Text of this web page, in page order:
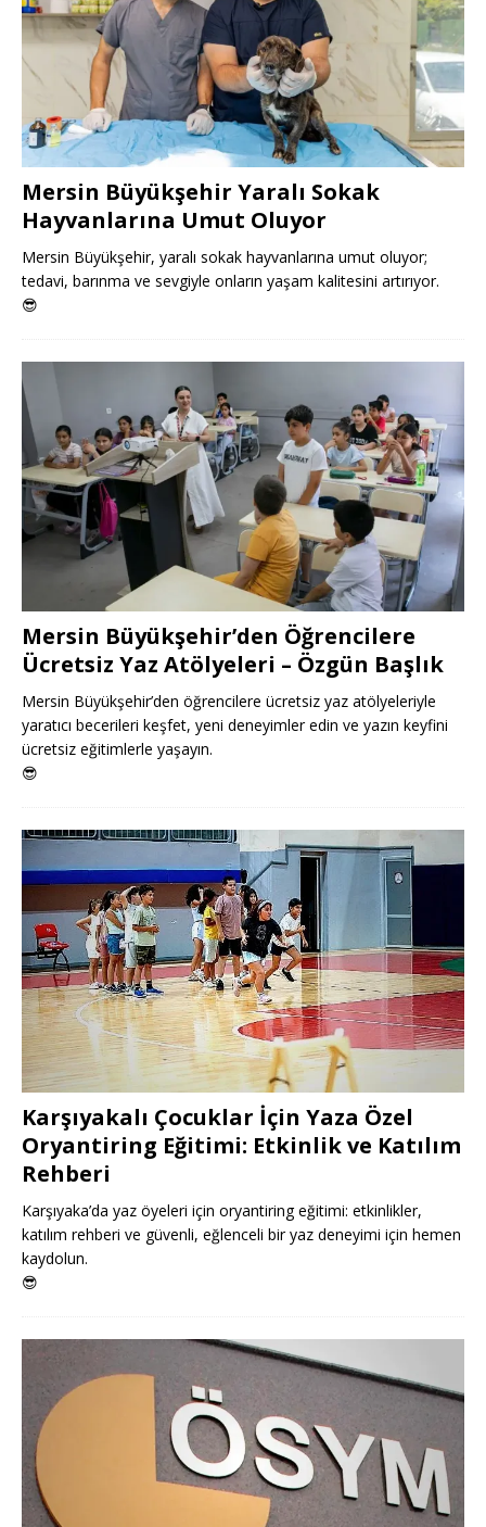
Mersin Büyükşehir Yaralı Sokak
Hayvanlarına Umut Oluyor
Mersin Büyükşehir, yaralı sokak hayvanlarına umut oluyor;
tedavi, barınma ve sevgiyle onların yaşam kalitesini artırıyor.
😎
Mersin Büyükşehir’den Öğrencilere
Ücretsiz Yaz Atölyeleri – Özgün Başlık
Mersin Büyükşehir’den öğrencilere ücretsiz yaz atölyeleriyle
yaratıcı becerileri keşfet, yeni deneyimler edin ve yazın keyfini
ücretsiz eğitimlerle yaşayın.
😎
Karşıyakalı Çocuklar İçin Yaza Özel
Oryantiring Eğitimi: Etkinlik ve Katılım
Rehberi
Karşıyaka’da yaz öyeleri için oryantiring eğitimi: etkinlikler,
katılım rehberi ve güvenli, eğlenceli bir yaz deneyimi için hemen
kaydolun.
😎